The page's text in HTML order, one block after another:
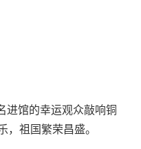
馆的幸运观众敲响铜
，祖国繁荣昌盛。